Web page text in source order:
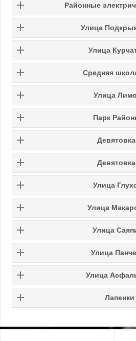
Районные
Улица
Улица
Средняя
Улица
Парк
Улица
Улица
Улица
Улица
Улица
Лапенки